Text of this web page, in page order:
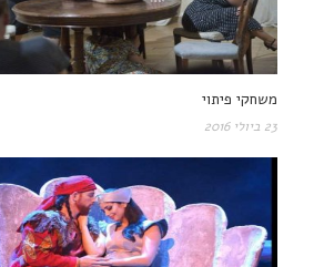
משחקי פיתוי
23 ביולי 2016